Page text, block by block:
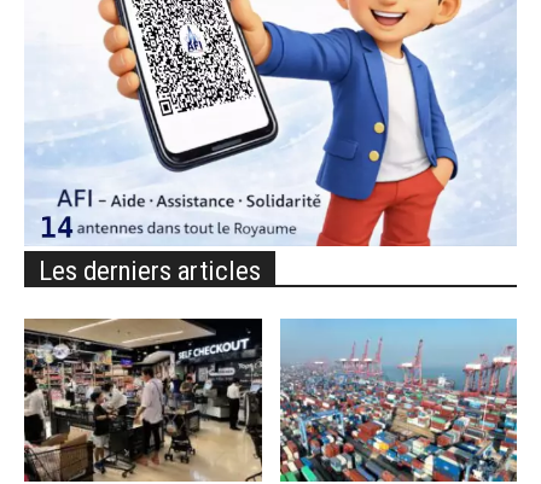
Les derniers articles